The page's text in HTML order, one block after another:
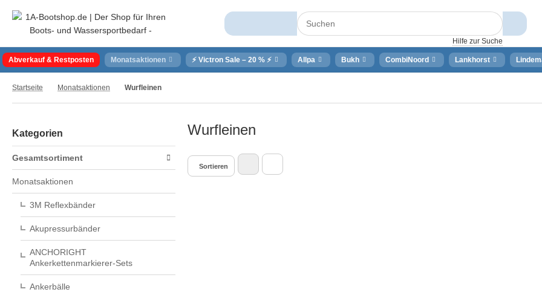
Hilfe zur Suche
Abverkauf & Restposten Monatsaktionen ⚡ Victron Sale – 20 % ⚡ Allpa Bukh CombiNoord Lankhorst
Startseite Monatsaktionen Wurfleinen
Kategorien
Gesamtsortiment
Monatsaktionen
3M Reflexbänder
Akupressurbänder
ANCHORIGHT
Ankerkettenmarkierer-Sets
Ankerbälle
Wurfleinen
Sortieren